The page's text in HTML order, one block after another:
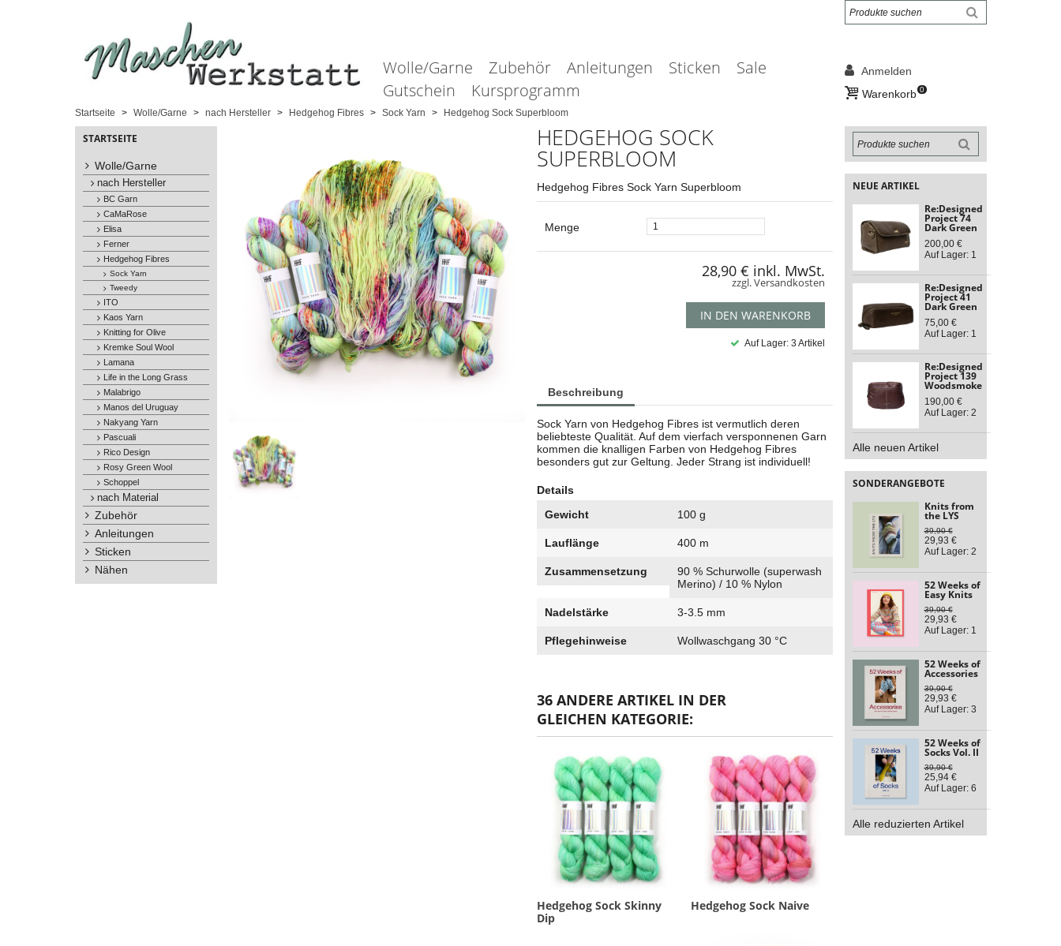
Wolle/Garne Zubehör Anleitungen Sticken
Sale
Gutschein
Kursprogramm
Anmelden
Warenkorb 0
Startseite Wolle/Garne nach Hersteller Hedgehog Fibres Sock Yarn Hedgehog Sock Superbloom
STARTSEITE
Wolle/Garne
nach Hersteller
BC Garn
CaMaRose
Elisa
Ferner
Hedgehog Fibres
Sock Yarn
Tweedy
ITO
Kaos Yarn
Knitting for Olive
Kremke Soul Wool
Lamana
Life in the Long Grass
Malabrigo
Manos del Uruguay
Nakyang Yarn
Pascuali
Rico Design
Rosy Green Wool
Schoppel
nach Material
Zubehör
Anleitungen
Sticken
Nähen
HEDGEHOG SOCK
SUPERBLOOM
Hedgehog Fibres Sock Yarn Superbloom
Menge
28,90 € inkl. MwSt.
zzgl. Versandkosten
IN DEN WARENKORB
Auf Lager: 3 Artikel
Beschreibung
Sock Yarn von Hedgehog Fibres ist vermutlich deren
beliebteste Qualität. Auf dem vierfach versponnenen Garn
kommen die knalligen Farben von Hedgehog Fibres
besonders gut zur Geltung. Jeder Strang ist individuell!
Details
Gewicht
100 g
Lauflänge 400 m
Zusammensetzung
90 % Schurwolle (superwash
Merino) / 10 % Nylon
Nadelstärke 3-3.5 mm
Pflegehinweise Wollwaschgang 30 °C
36 ANDERE ARTIKEL IN DER
GLEICHEN KATEGORIE:
Hedgehog Sock Skinny
Dip
Hedgehog Sock Naive
NEUE ARTIKEL
Re:Designed
Project 74
Dark Green
200,00 €
Auf Lager: 1
Re:Designed
Project 41
Dark Green
75,00 €
Auf Lager: 1
Re:Designed
Project 139
Woodsmoke
190,00 €
Auf Lager: 2
Alle neuen Artikel
SONDERANGEBOTE
Knits from
the LYS
39,90 €
29,93 €
Auf Lager: 2
52 Weeks of
Easy Knits
39,90 €
29,93 €
Auf Lager: 1
52 Weeks of
Accessories
39,90 €
29,93 €
Auf Lager: 3
52 Weeks of
Socks Vol. II
39,90 €
25,94 €
Auf Lager: 6
Alle reduzierten Artikel